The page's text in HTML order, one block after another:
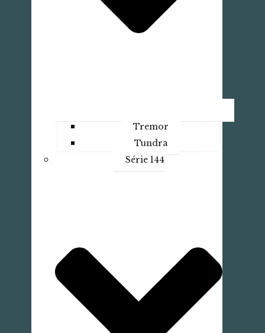
Tremor
Tundra
Série 144